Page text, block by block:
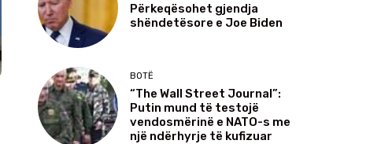
Përkeqësohet gjendja
shëndetësore e Joe Biden
BOTË
“The Wall Street Journal”:
Putin mund të testojë
vendosmërinë e NATO-s me
një ndërhyrje të kufizuar